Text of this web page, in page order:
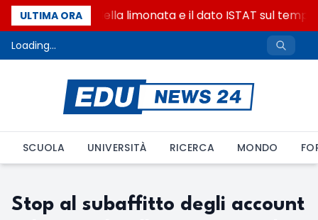
ULTIMA ORA
La denuncia della limonata e il dato ISTAT sul tempo
Loading...
SCUOLA UNIVERSITÀ RICERCA MONDO
Stop al subaffitto degli account